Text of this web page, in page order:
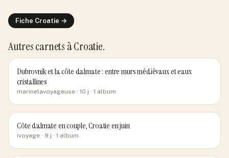
Fiche Croatie →
Autres carnets à Croatie.
Dubrovnik et la côte dalmate : entre murs médiévaux et eaux
cristallines
marinelavoyageuse · 10 j · 1 album
Côte dalmate en couple, Croatie en juin
ivoyage · 9 j · 1 album